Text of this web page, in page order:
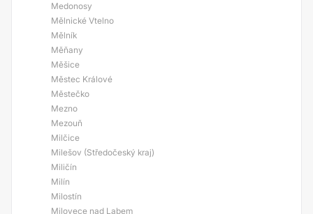
Medonosy
Mělnické Vtelno
Mělník
Měňany
Měšice
Městec Králové
Městečko
Mezno
Mezouň
Milčice
Milešov (Středočeský kraj)
Miličín
Milín
Milostín
Milovece nad Labem